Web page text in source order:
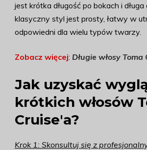
jest krótka długość po bokach i długa
klasyczny styl jest prosty, łatwy w
odpowiedni dla wielu typów twarzy.
Zobacz więcej: Długie włosy Toma
Jak uzyskać
krótkich włosów
Cruise'a?
Krok 1: Skonsultuj się z